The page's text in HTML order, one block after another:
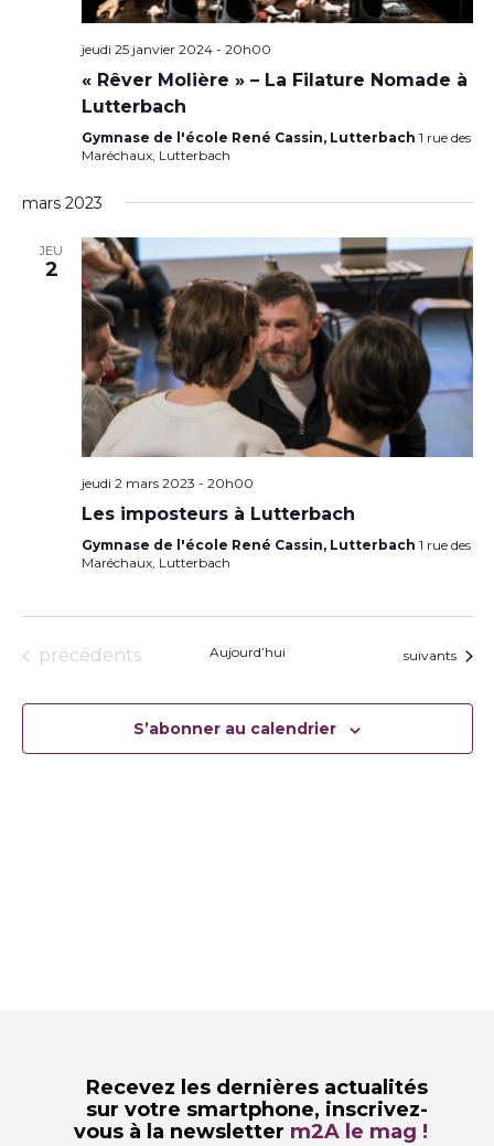
jeudi 25 janvier 2024 - 20h00
« Rêver Molière » – La Filature Nomade à
Lutterbach
Gymnase de l'école René Cassin, Lutterbach 1 rue des
Maréchaux, Lutterbach
mars 2023
JEU
2
jeudi 2 mars 2023 - 20h00
Les imposteurs à Lutterbach
Gymnase de l'école René Cassin, Lutterbach 1 rue des
Maréchaux, Lutterbach
Évènements
précédents Aujourd’hui Évènements
suivants
S’abonner au calendrier
Recevez les dernières actualités
sur votre smartphone, inscrivez-
vous à la newsletter m2A le mag !